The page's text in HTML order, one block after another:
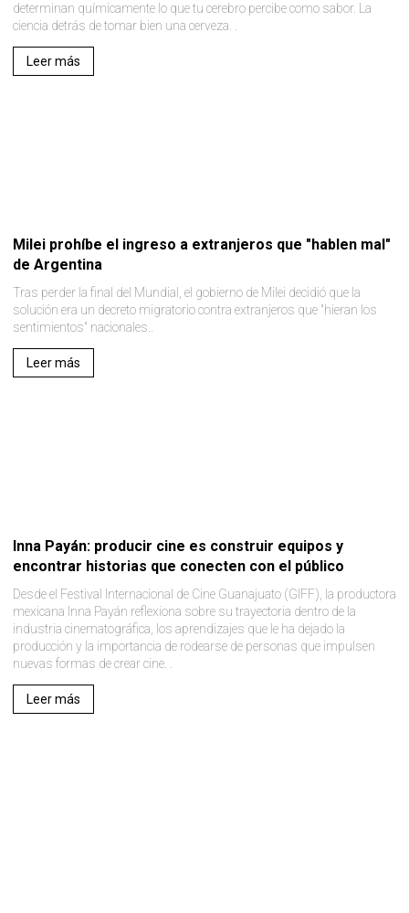
determinan químicamente lo que tu cerebro percibe como sabor. La
ciencia detrás de tomar bien una cerveza. .
Leer más
Milei prohíbe el ingreso a extranjeros que "hablen mal"
de Argentina
Tras perder la final del Mundial, el gobierno de Milei decidió que la
solución era un decreto migratorio contra extranjeros que "hieran los
sentimientos" nacionales..
Leer más
Inna Payán: producir cine es construir equipos y
encontrar historias que conecten con el público
Desde el Festival Internacional de Cine Guanajuato (GIFF), la productora
mexicana Inna Payán reflexiona sobre su trayectoria dentro de la
industria cinematográfica, los aprendizajes que le ha dejado la
producción y la importancia de rodearse de personas que impulsen
nuevas formas de crear cine. .
Leer más